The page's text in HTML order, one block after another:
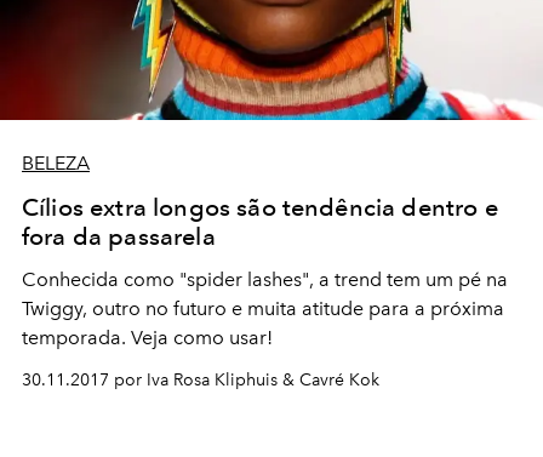
BELEZA
Cílios extra longos são tendência dentro e
fora da passarela
Conhecida como "spider lashes", a trend tem um pé na
Twiggy, outro no futuro e muita atitude para a próxima
temporada. Veja como usar!
30.11.2017 por Iva Rosa Kliphuis & Cavré Kok